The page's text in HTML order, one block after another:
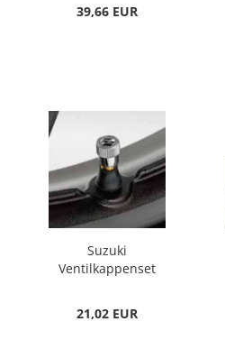
39,66 EUR
Suzuki
Ventilkappenset
21,02 EUR